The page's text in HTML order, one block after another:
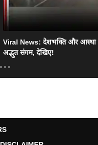
Viral News: देशभक्ति और आस्था
अद्भुत संगम, देखिए!